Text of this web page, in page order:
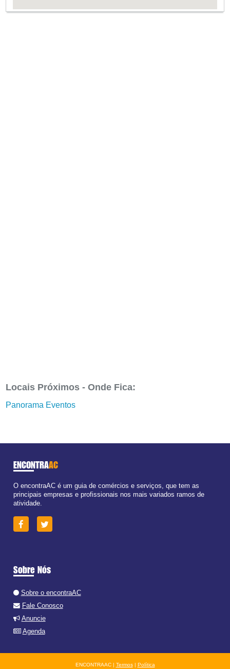
Locais Próximos - Onde Fica:
Panorama Eventos
ENCONTRAAC
O encontraAC é um guia de comércios e serviços, que tem as
principais empresas e profissionais nos mais variados ramos de
atividade.
Sobre Nós
Sobre o encontraAC
Fale Conosco
Anuncie
Agenda
ENCONTRAAC | Termos| Política